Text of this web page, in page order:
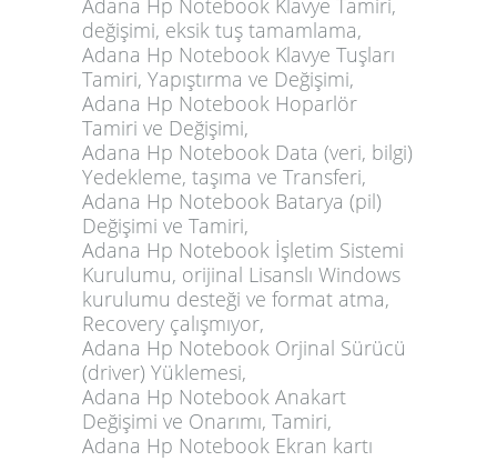
değişimi, eksik tuş tamamlama,
Adana Hp Notebook Klavye Tuşları
Tamiri, Yapıştırma ve Değişimi,
Adana Hp Notebook Hoparlör
Tamiri ve Değişimi,
Adana Hp Notebook Data (veri, bilgi)
Yedekleme, taşıma ve Transferi,
Adana Hp Notebook Batarya (pil)
Değişimi ve Tamiri,
Adana Hp Notebook İşletim Sistemi
Kurulumu, orijinal Lisanslı Windows
kurulumu desteği ve format atma,
Recovery çalışmıyor,
Adana Hp Notebook Orjinal Sürücü
(driver) Yüklemesi,
Adana Hp Notebook Anakart
Değişimi ve Onarımı, Tamiri,
Adana Hp Notebook Ekran kartı